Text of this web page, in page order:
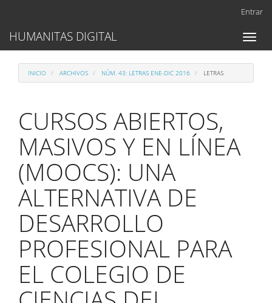
Contenido
principal
lateral
Entrar
Toggle
HUMANITAS DIGITAL
INICIO ARCHIVOS NÚM. 43: LETRAS ENE-DIC 2016 LETRAS
CURSOS ABIERTOS,
MASIVOS Y EN LÍNEA
(MOOCS): UNA
ALTERNATIVA DE
DESARROLLO
PROFESIONAL PARA
EL COLEGIO DE